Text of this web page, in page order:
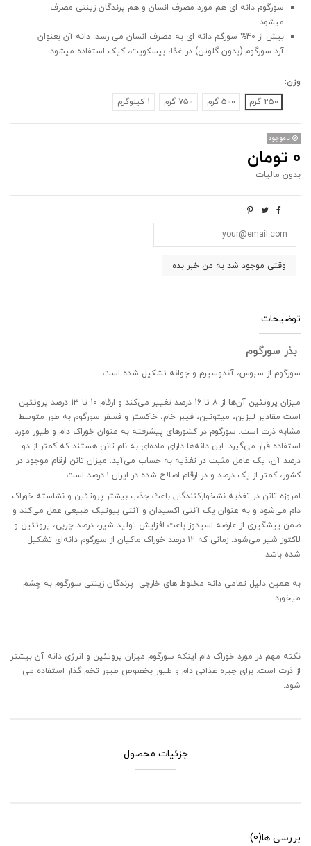
سورگوم دانه ای هم مورد مصرف انسان و هم پرندگان زینتی مصرف
میشود.
بیش از 40% سورگم دانه ای به مصرف انسان می رسد. دانه آن بعنوان
آرد سورگوم (بدون گلوتن) در غذا، بیسکویت، کیک استفاده میشود.
وزن:
250 گرم
500 گرم 750 گرم 1 کیلوگرم
ناموجود
0 تومان
بدون مالیات
توضیحات
بذر سورگوم
سورگوم از سبوس، آندوسپرم و جوانه تشکیل شده است.
میزان پروتئین آن‌ها از ۸ تا 16 درصد تغییر می‌کند و ارقام 10 تا 13 درصد پروتئین
است مقادیر لیزین، میتونین، فیبر خام، خاکستر و فسفر سورگوم به طور متوسط
مشابه ذرت است. سورگوم در کشورهای پیشرفته به عنوان خوراک دام و طیور مورد
استفاده قرار می‌گیرد. این دانه‌ها دارای ماده‌ای به نام تانن هستند که کمتر از دو
درصد آن، یک عامل مثبت در تغذیه به حساب می‌آید. میزان تانن ارقام موجود در
کشور، کمتر از یک درصد و در ارقام اصلاح شده در ایران ۱ درصد است.
امروزه تانن در تغذیه نشخوارکنندگان باعث جذب بیشتر پروتئین و نشاسته خوراک
دام می‌شود و به عنوان یک آنتی اکسیدان و آنتی بیوتیک طبیعی عمل می‌کند و
ضمن پیشگیری از عارضه اسیدوز باعث افزایش تولید شیر، درصد چربی، پروتئین و
لاکتوز شیر می‌شود. زمانی که ۱۲ درصد خوراک ماکیان از سورگوم دانه‌ای تشکیل
شده باشد.
به همین دلیل تمامی دانه مخلوط های خارجی پرندگان زینتی سورگوم به چشم
میخورد.
نکته مهم در مورد خوراک دام اینکه سورگوم میزان پروتئین و انرژی دانه آن بیشتر
از ذرت است. برای جیره غذائی دام و طیور بخصوص طیور تخم گذار استفاده می
شود.
جزئیات محصول
بررسی ها(0)